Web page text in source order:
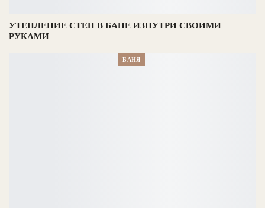
УТЕПЛЕНИЕ СТЕН В БАНЕ ИЗНУТРИ СВОИМИ
РУКАМИ
БАНЯ